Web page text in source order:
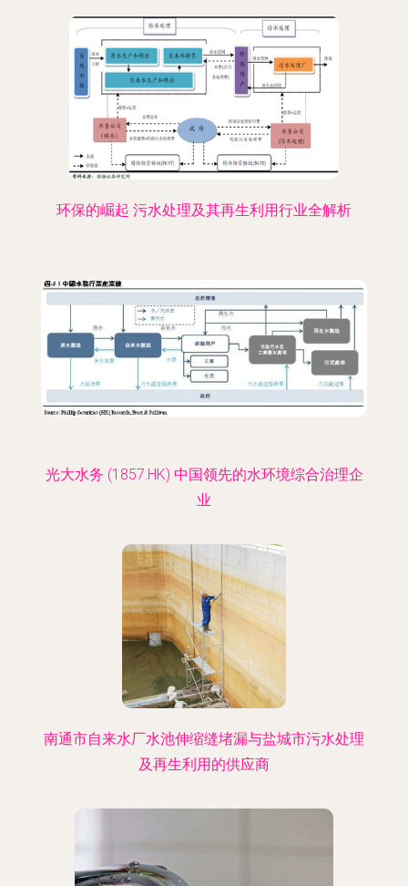
环保的崛起 污水处理及其再生利用行业全解析
光大水务 (1857.HK) 中国领先的水环境综合治理企
业
南通市自来水厂水池伸缩缝堵漏与盐城市污水处理
及再生利用的供应商